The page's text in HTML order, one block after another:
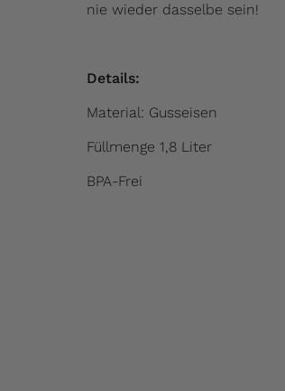
nie wieder dasselbe sein!
Details:
Material: Gusseisen
Füllmenge 1,8 Liter
BPA-Frei